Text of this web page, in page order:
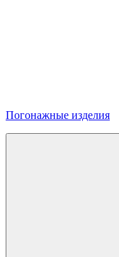
Погонажные изделия